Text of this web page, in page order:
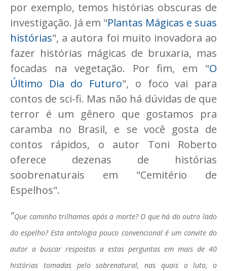
por exemplo, temos histórias obscuras de
investigação. Já em "Plantas Mágicas e suas
histórias", a autora foi muito inovadora ao
fazer histórias mágicas de bruxaria, mas
focadas na vegetação. Por fim, em "O
Último Dia do Futuro", o foco vai para
contos de sci-fi. Mas não há dúvidas de que
terror é um gênero que gostamos pra
caramba no Brasil, e se você gosta de
contos rápidos, o autor Toni Roberto
oferece dezenas de histórias
soobrenaturais em "Cemitério de
Espelhos".
"Que caminho trilhamos após a morte? O que há do outro lado
do espelho? Esta antologia pouco convencional é um convite do
autor a buscar respostas a estas perguntas em mais de 40
histórias tomadas pelo sobrenatural, nas quais o luto, o